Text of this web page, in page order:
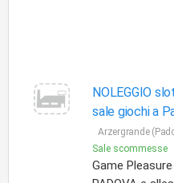
NOLEGGIO
sale giochi a
Arzergrande
Sale scommesse
Game